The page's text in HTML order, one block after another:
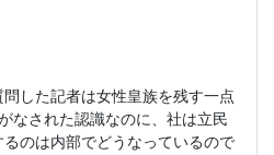
した記者は女性皇族を残す一点
なされた認識なのに、社は立民
のは内部でどうなっているので